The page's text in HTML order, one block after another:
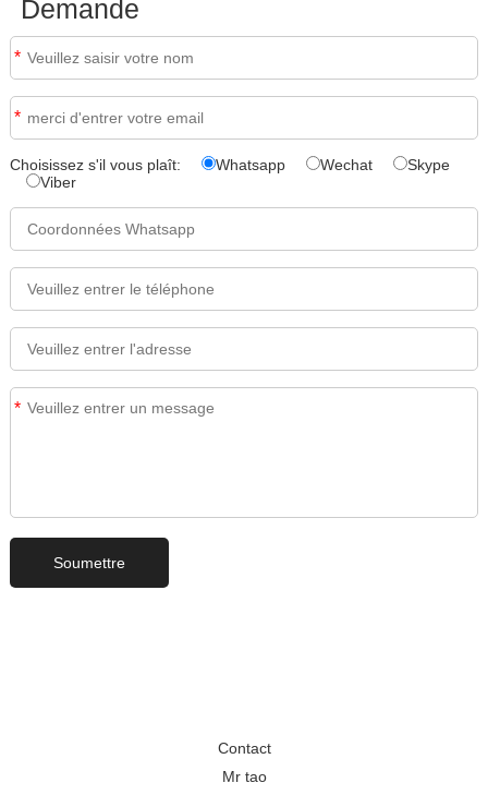
Demande
*
*
Choisissez s'il vous plaît: Whatsapp Wechat
Skype
Viber
*
Contact
Mr tao